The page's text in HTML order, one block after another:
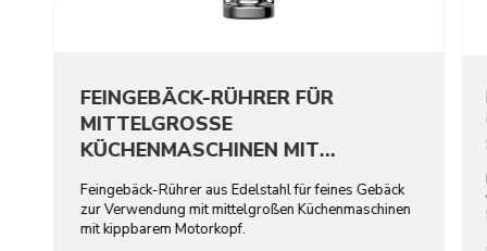
FEINGEBÄCK-RÜHRER FÜR
MITTELGROSSE
KÜCHENMASCHINEN MIT
EDELSTAHL
Feingebäck-Rührer aus Edelstahl für feines Gebäck
zur Verwendung mit mittelgroßen Küchenmaschinen
mit kippbarem Motorkopf.